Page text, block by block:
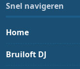
Snel navigeren
Home
Bruiloft DJ